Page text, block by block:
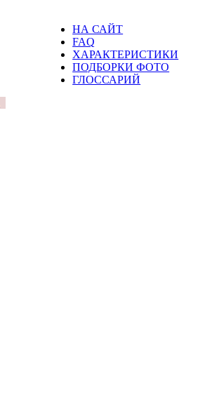
НА САЙТ
FAQ
ХАРАКТЕРИСТИКИ
ПОДБОРКИ ФОТО
ГЛОССАРИЙ